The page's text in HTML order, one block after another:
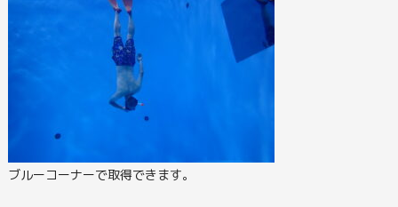
ブルーコーナーで取得できます。